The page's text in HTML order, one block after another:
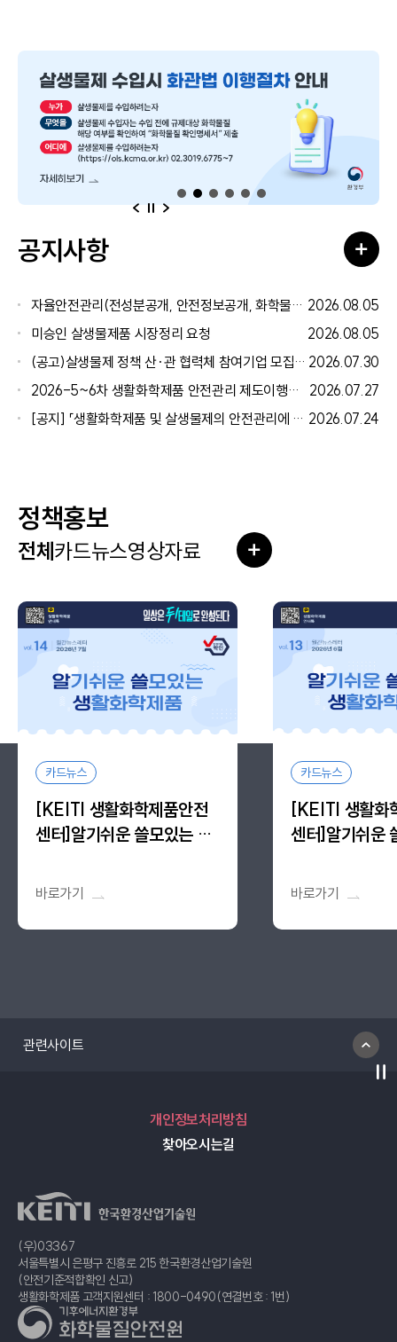
이전일시정지
다음
공지사항 더보기
자율안전관리(전성분공개, 안전정보공개, 화학물질저감 우수제품, 유효기간 연장) 관련 서식 2026.08.05
미승인 살생물제품 시장정리 요청
2026.08.05
(공고)살생물제 정책 산·관 협력체 참여기업 모집 공고 2026.07.30
2026-5~6차 생활화학제품 안전관리 제도이행기업 교육 안내(8월)
2026.07.27
[공지] 「생활화학제품 및 살생물제의 안전관리에 관한 법률」개정 설명회 자료 공유 2026.07.24
정책홍보
전체 더보기
카드뉴스영상자료
카드뉴스
[KEITI 생활화학제품안전
센터]알기쉬운 쓸모있는 생
바로가기
카드뉴스
[KEITI 생활화
센터]알기쉬운
바로가기
관련사이트
(우)03367
서울특별시 은평구 진흥로 215 한국환경산업기술원
(안전기준적합확인 신고)
생활화학제품 고객지원센터 : 1800-0490(연결번호 : 1번)
개인정보처리방침
찾아오시는길